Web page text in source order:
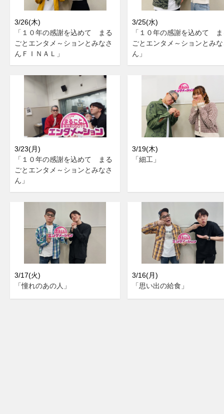
3/26(木)
「１０年の感謝を込めて まる
ごとエンタメ～ションとみなさ
んＦＩＮＡＬ」
3/25(水)
「１０年の感謝を込めて
ごとエンタメ～ションとみ
ん」
3/23(月)
「１０年の感謝を込めて まる
ごとエンタメ～ションとみなさ
ん」
3/19(木)
「細工」
3/17(火)
「憧れのあの人」
3/16(月)
「思い出の給食」